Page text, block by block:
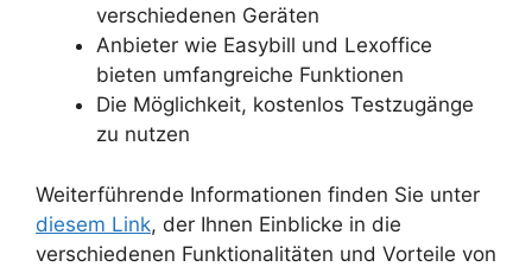
verschiedenen Geräten
Anbieter wie Easybill und Lexoffice
bieten umfangreiche Funktionen
Die Möglichkeit, kostenlos Testzugänge
zu nutzen
Weiterführende Informationen finden Sie unter
diesem Link, der Ihnen Einblicke in die
verschiedenen Funktionalitäten und Vorteile von